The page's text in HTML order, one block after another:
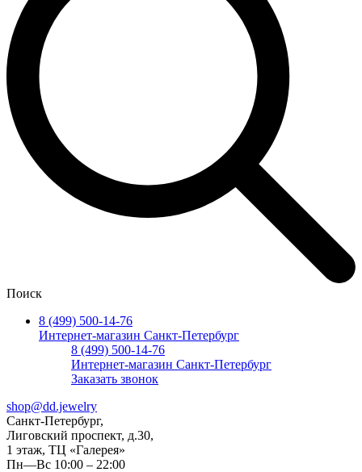
Поиск
8 (499) 500-14-76
Интернет-магазин Санкт-Петербург
8 (499) 500-14-76
Интернет-магазин Санкт-Петербург
Заказать звонок
shop@dd.jewelry
Санкт-Петербург,
Лиговский проспект, д.30,
1 этаж, ТЦ «Галерея»
Пн—Вс 10:00 – 22:00